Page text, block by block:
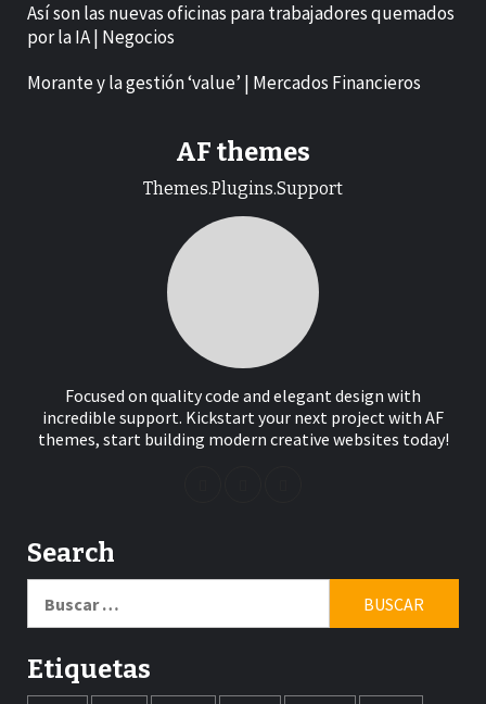
Así son las nuevas oficinas para trabajadores quemados
por la IA | Negocios
Morante y la gestión ‘value’ | Mercados Financieros
AF themes
Themes.Plugins.Support
Focused on quality code and elegant design with
incredible support. Kickstart your next project with AF
themes, start building modern creative websites today!
Search
Etiquetas